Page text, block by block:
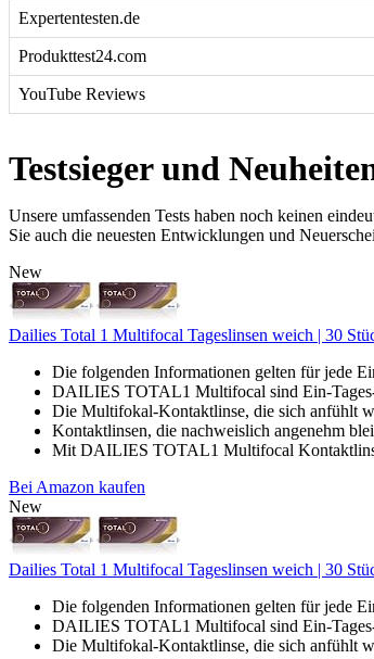
Expertentesten.de
Produkttest24.com
YouTube Reviews
Testsieger und
Unsere umfassenden Tests haben noch keinen
Sie auch die neuesten Entwicklungen und
New
Dailies Total 1 Multifocal Tageslinsen weich | 30
Die folgenden Informationen gelten für jede
DAILIES TOTAL1 Multifocal sind Ein-
Die Multifokal-Kontaktlinse, die sich anfühlt
Kontaktlinsen, die nachweislich angenehm
Mit DAILIES TOTAL1 Multifocal
Bei Amazon kaufen
New
Dailies Total 1 Multifocal Tageslinsen weich | 30
Die folgenden Informationen gelten für jede
DAILIES TOTAL1 Multifocal sind Ein-
Die Multifokal-Kontaktlinse, die sich anfühlt